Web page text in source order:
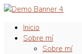
Inicio
Sobre mí
Sobre mí